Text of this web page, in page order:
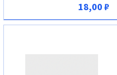
В корзину
18,00 ₽